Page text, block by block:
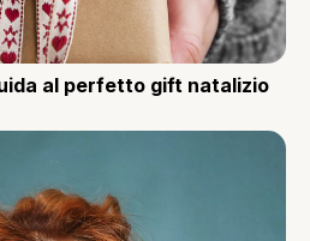
al perfetto gift natalizio